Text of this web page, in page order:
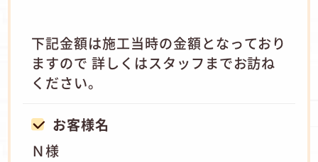
下記金額は施工当時の金額となっており
ますので 詳しくはスタッフまでお訪ね
ください。
お客様名
Ｎ様